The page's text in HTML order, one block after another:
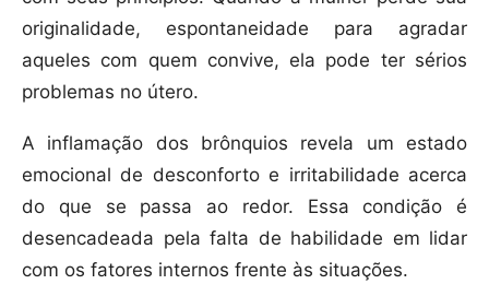
originalidade, espontaneidade para agradar
aqueles com quem convive, ela pode ter sérios
problemas no útero.
A inflamação dos brônquios revela um estado
emocional de desconforto e irritabilidade acerca
do que se passa ao redor. Essa condição é
desencadeada pela falta de habilidade em lidar
com os fatores internos frente às situações.